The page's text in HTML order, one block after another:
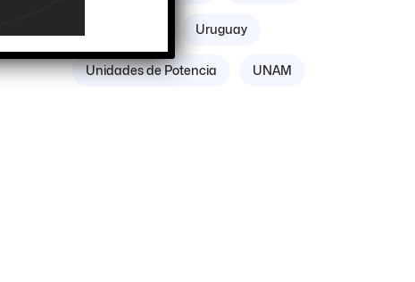
Uruguay
Unidades de Potencia UNAM